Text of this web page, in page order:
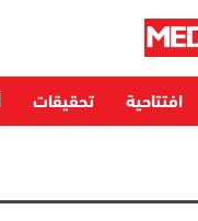
افتتاحية تحقيقات